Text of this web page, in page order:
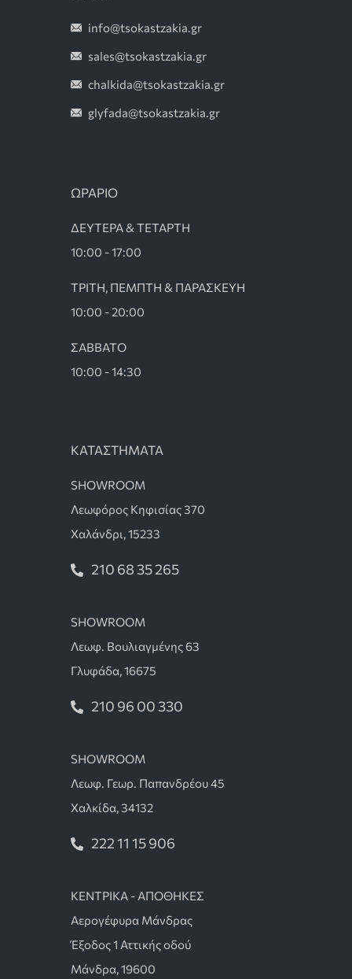
ΚΑΤΑΣΤΗΜΑΤΑ
SHOWROOM
Λεωφόρος Κηφισίας 370
Χαλάνδρι, 15233
210 68 35 265
SHOWROOM
Λεωφ. Βουλιαγμένης 63
Γλυφάδα, 16675
210 96 00 330
SHOWROOM
Λεωφ. Γεωρ. Παπανδρέου 45
Χαλκίδα, 34132
222 11 15 906
ΚΕΝΤΡΙΚΑ - ΑΠΟΘΗΚΕΣ
Αερογέφυρα Μάνδρας
Έξοδος 1 Αττικής οδού
Μάνδρα, 19600
info@tsokastzakia.gr
sales@tsokastzakia.gr
chalkida@tsokastzakia.gr
glyfada@tsokastzakia.gr
ΩΡΑΡΙΟ
ΔΕΥΤΕΡΑ & ΤΕΤΑΡΤΗ
10:00 - 17:00
ΤΡΙΤΗ, ΠΕΜΠΤΗ & ΠΑΡΑΣΚΕΥΗ
10:00 - 20:00
ΣΑΒΒΑΤΟ
10:00 - 14:30